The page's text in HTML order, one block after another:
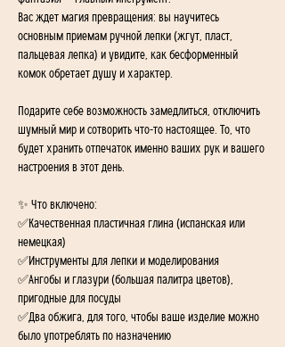
Вас ждет магия превращения: вы научитесь
основным приемам ручной лепки (жгут, пласт,
пальцевая лепка) и увидите, как бесформенный
комок обретает душу и характер.
Подарите себе возможность замедлиться, отключить
шумный мир и сотворить что-то настоящее. То, что
будет хранить отпечаток именно ваших рук и вашего
настроения в этот день.
✨ Что включено:
✅Качественная пластичная глина (испанская или
немецкая)
✅Инструменты для лепки и моделирования
✅Ангобы и глазури (большая палитра цветов),
пригодные для посуды
✅Два обжига, для того, чтобы ваше изделие можно
было употреблять по назначению